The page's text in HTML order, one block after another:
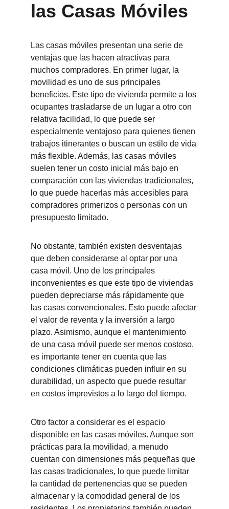
las Casas Móviles
Las casas móviles presentan una serie de
ventajas que las hacen atractivas para
muchos compradores. En primer lugar, la
movilidad es uno de sus principales
beneficios. Este tipo de vivienda permite a los
ocupantes trasladarse de un lugar a otro con
relativa facilidad, lo que puede ser
especialmente ventajoso para quienes tienen
trabajos itinerantes o buscan un estilo de vida
más flexible. Además, las casas móviles
suelen tener un costo inicial más bajo en
comparación con las viviendas tradicionales,
lo que puede hacerlas más accesibles para
compradores primerizos o personas con un
presupuesto limitado.
No obstante, también existen desventajas
que deben considerarse al optar por una
casa móvil. Uno de los principales
inconvenientes es que este tipo de viviendas
pueden depreciarse más rápidamente que
las casas convencionales. Esto puede afectar
el valor de reventa y la inversión a largo
plazo. Asimismo, aunque el mantenimiento
de una casa móvil puede ser menos costoso,
es importante tener en cuenta que las
condiciones climáticas pueden influir en su
durabilidad, un aspecto que puede resultar
en costos imprevistos a lo largo del tiempo.
Otro factor a considerar es el espacio
disponible en las casas móviles. Aunque son
prácticas para la movilidad, a menudo
cuentan con dimensiones más pequeñas que
las casas tradicionales, lo que puede limitar
la cantidad de pertenencias que se pueden
almacenar y la comodidad general de los